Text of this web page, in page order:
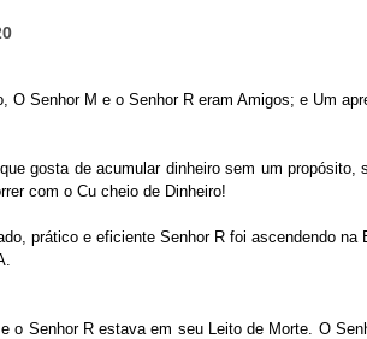
O Senhor M e o Senhor R eram Amigos; e Um
gosta de acumular dinheiro sem um
com o Cu cheio de Dinheiro!
prático e eficiente Senhor R foi ascendendo na
o Senhor R estava em seu Leito de Morte. O